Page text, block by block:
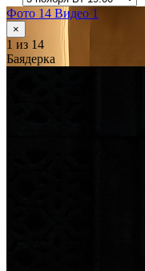
Фото 14 Видео 1
×
1 из 14
Баядерка